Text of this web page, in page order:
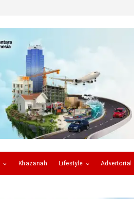
Khazanah Lifestyle Advertorial